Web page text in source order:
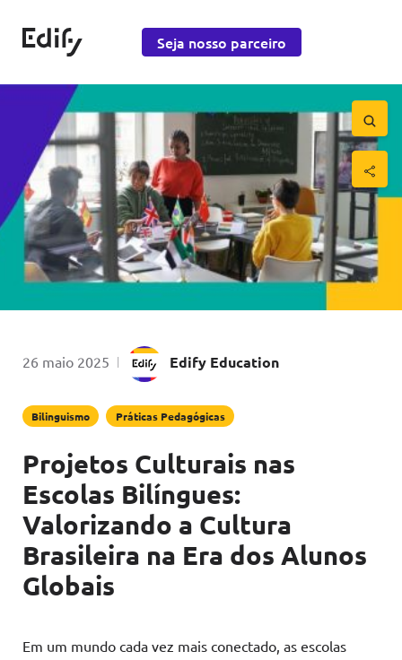
Edify EducationSeja nosso parceiro
Projetos Culturais nas
Escolas Bilíngues:
Valorizando a Cultura
Brasileira na Era dos Alunos
Globais
Publicado em
26 maio 2025 | por Edify Education
Bilinguismo Práticas Pedagógicas
Saltar
Em um mundo cada vez mais conectado, as escolas